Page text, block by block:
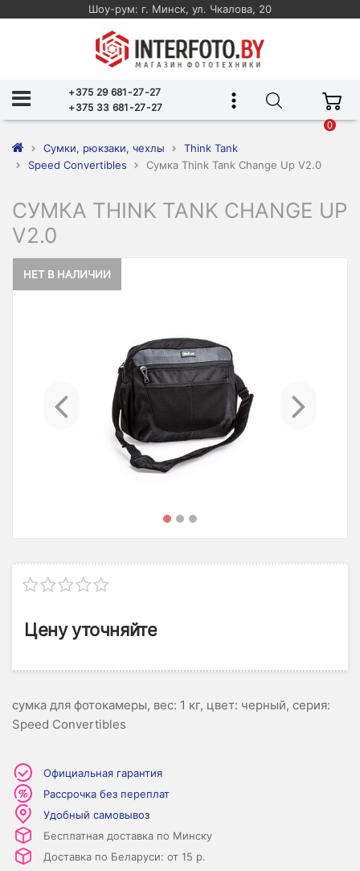
Шоу-рум: г. Минск, ул. Чкалова, 20
+375 29 681-27-27
+375 33 681-27-27
0
Сумки, рюкзаки, чехлы
Think Tank
Speed Convertibles
Сумка Think Tank Change Up V2.0
СУМКА THINK TANK CHANGE UP
V2.0
НЕТ В НАЛИЧИИ
Previous
Цену уточняйте
сумка для фотокамеры, вес: 1 кг, цвет: черный, серия:
Speed Convertibles
Официальная гарантия
Рассрочка без переплат
Удобный самовывоз
Бесплатная доставка по Минску
Доставка по Беларуси: от 15 р.